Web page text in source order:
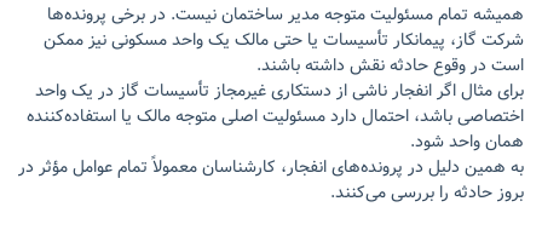
همیشه تمام مسئولیت متوجه مدیر ساختمان نیست. در برخی پرونده‌ها
شرکت گاز، پیمانکار تأسیسات یا حتی مالک یک واحد مسکونی نیز ممکن
است در وقوع حادثه نقش داشته باشند.
برای مثال اگر انفجار ناشی از دستکاری غیرمجاز تأسیسات گاز در یک واحد
اختصاصی باشد، احتمال دارد مسئولیت اصلی متوجه مالک یا استفاده‌کننده
همان واحد شود.
به همین دلیل در پرونده‌های انفجار، کارشناسان معمولاً تمام عوامل مؤثر در
بروز حادثه را بررسی می‌کنند.